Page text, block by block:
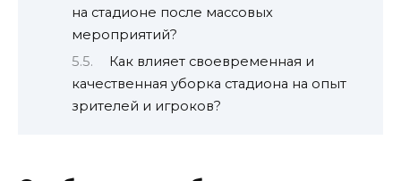
на стадионе после массовых
мероприятий?
Как влияет своевременная и
качественная уборка стадиона на опыт
зрителей и игроков?